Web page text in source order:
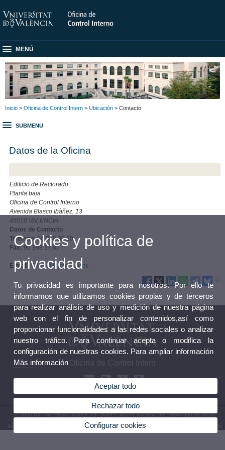
MENÚ
Inicio > Oficina de Control Intern > Ubicación > Contacto
SUBMENU
Datos de la Oficina
Edificio de Rectorado
Planta baja
Oficina de Control Interno
Avenida Blasco Ibàñez, 13
46010 VALENCIA
Datos de Contacto
Teléfono:96 398 30 20
Fax:96 398 37 87
E-mail: Control.Intern@uv.es
Oficina de Control Intern
© 2026 UV. - Av. Blasco Ibàñez, 13 - Nivel 1. 46010 Valencia. Tel.: (+34) 963 98 30 20
Aviso legal Política privacidad|Cookies |Transparencia Buzón del Servicio
Cookies y política de
privacidad
Tu privacidad es importante para nosotros. Por ello te
informamos que utilizamos cookies propias y de terceros
para realizar análisis de uso y medición de nuestra página
web con el fin de personalizar contenidos,así como
proporcionar funcionalidades a las redes sociales o analizar
nuestro tráfico. Para continuar acepta o modifica la
configuración de nuestras cookies. Para ampliar información
Más información
Aceptar todo
Rechazar todo
Configurar cookies